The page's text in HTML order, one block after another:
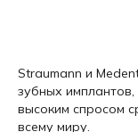
Straumann и
зубных
высоким спросом
всему миру.